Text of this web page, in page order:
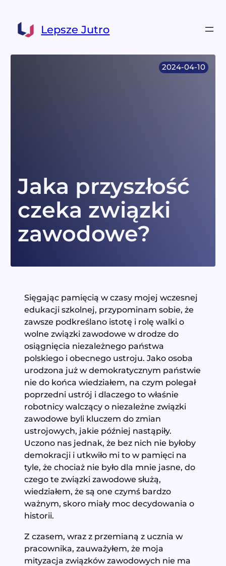
treści
Lepsze Jutro
2024-04-10
Jaka przyszłość
czeka związki
zawodowe?
Sięgając pamięcią w czasy mojej wczesnej
edukacji szkolnej, przypominam sobie, że
zawsze podkreślano istotę i rolę walki o
wolne związki zawodowe w drodze do
osiągnięcia niezależnego państwa
polskiego i obecnego ustroju. Jako osoba
urodzona już w demokratycznym państwie
nie do końca wiedziałem, na czym polegał
poprzedni ustrój i dlaczego to właśnie
robotnicy walczący o niezależne związki
zawodowe byli kluczem do zmian
ustrojowych, jakie później nastąpiły.
Uczono nas jednak, że bez nich nie byłoby
demokracji i utkwiło mi to w pamięci na
tyle, że chociaż nie było dla mnie jasne, do
czego te związki zawodowe służą,
wiedziałem, że są one czymś bardzo
ważnym, skoro miały moc decydowania o
historii.
Z czasem, wraz z przemianą z ucznia w
pracownika, zauważyłem, że moja
mityzacja związków zawodowych nie ma